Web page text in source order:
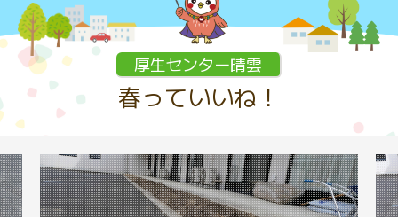
厚生センター晴雲
春っていいね！